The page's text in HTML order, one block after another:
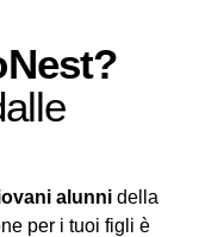
alunni della
per i tuoi figli è